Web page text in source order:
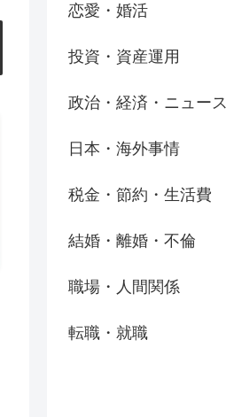
恋愛・婚活
投資・資産運用
政治・経済・ニュース
日本・海外事情
税金・節約・生活費
結婚・離婚・不倫
職場・人間関係
転職・就職